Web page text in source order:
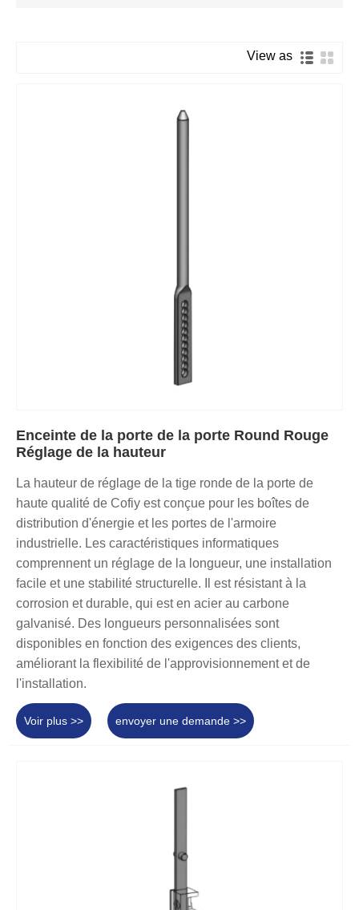
View as
Enceinte de la porte de la porte Round Rouge
Réglage de la hauteur
La hauteur de réglage de la tige ronde de la porte de
haute qualité de Cofiy est conçue pour les boîtes de
distribution d'énergie et les portes de l'armoire
industrielle. Les caractéristiques informatiques
comprennent un réglage de la longueur, une installation
facile et une stabilité structurelle. Il est résistant à la
corrosion et durable, qui est en acier au carbone
galvanisé. Des longueurs personnalisées sont
disponibles en fonction des exigences des clients,
améliorant la flexibilité de l'approvisionnement et de
l'installation.
Voir plus >> envoyer une demande >>